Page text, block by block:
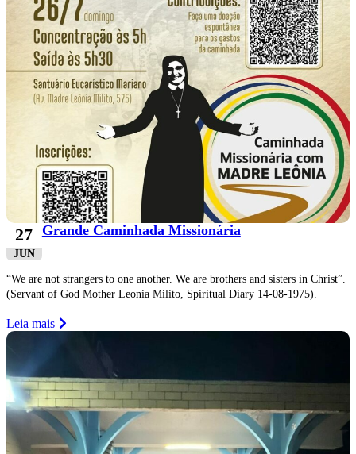
27
JUN
Grande Caminhada Missionária
“We are not strangers to one another. We are brothers and sisters in Christ”.
(Servant of God Mother Leonia Milito, Spiritual Diary 14-08-1975).
Leia mais